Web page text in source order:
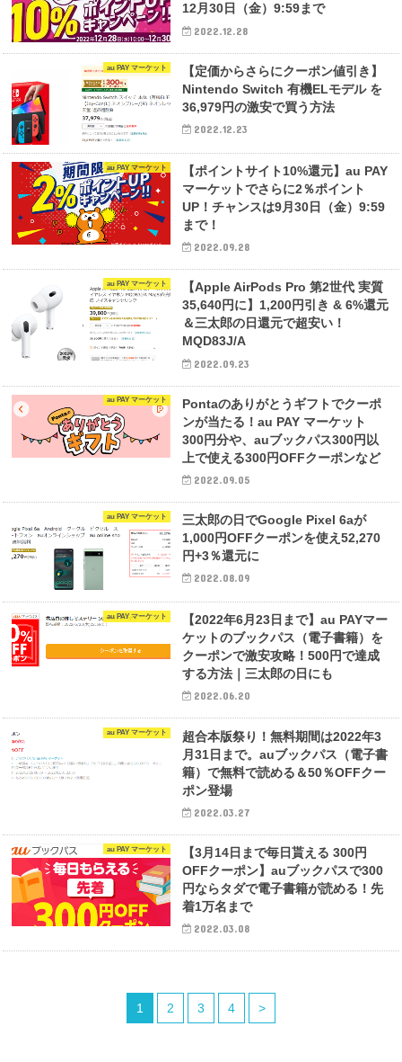
12月30日（金）9:59まで
2022.12.28
au PAY マーケット
【定価からさらにクーポン値引き】
Nintendo Switch 有機ELモデル を
36,979円の激安で買う方法
2022.12.23
au PAY マーケット
【ポイントサイト10%還元】au PAY
マーケットでさらに2％ポイント
UP！チャンスは9月30日（金）9:59
まで！
2022.09.28
au PAY マーケット
【Apple AirPods Pro 第2世代 実質
35,640円に】1,200円引き & 6%還元
＆三太郎の日還元で超安い！
MQD83J/A
2022.09.23
au PAY マーケット
Pontaのありがとうギフトでクーポ
ンが当たる！au PAY マーケット
300円分や、auブックパス300円以
上で使える300円OFFクーポンなど
2022.09.05
au PAY マーケット
三太郎の日でGoogle Pixel 6aが
1,000円OFFクーポンを使え52,270
円+3％還元に
2022.08.09
au PAY マーケット
【2022年6月23日まで】au PAYマー
ケットのブックパス（電子書籍）を
クーポンで激安攻略！500円で達成
する方法｜三太郎の日にも
2022.06.20
au PAY マーケット
超合本版祭り！無料期間は2022年3
月31日まで。auブックパス（電子書
籍）で無料で読める＆50％OFFクー
ポン登場
2022.03.27
au PAY マーケット
【3月14日まで毎日貰える 300円
OFFクーポン】auブックパスで300
円ならタダで電子書籍が読める！先
着1万名まで
2022.03.08
1 2 3 4 >